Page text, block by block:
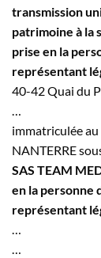
transmission
patrimoine à la
prise en la
représentant
40-42 Quai du
…
immatriculée au
NANTERRE
SAS TEAM
en la personne
représentant
…
…